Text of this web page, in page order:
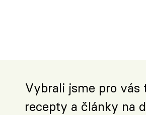
Vybrali jsme pro vás
recepty a články na